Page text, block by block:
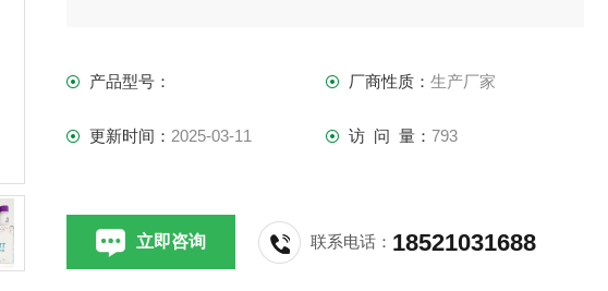
产品型号： 厂商性质： 生产厂家
更新时间： 2025-03-11 访 问 量： 793
立即咨询 联系电话： 18521031688